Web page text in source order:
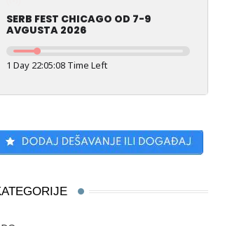
SERB FEST CHICAGO OD 7-9
AVGUSTA 2026
1 Day 22:05:07 Time Left